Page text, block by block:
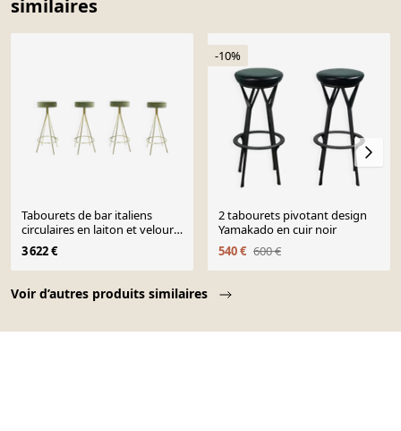
similaires
Voir d’autres produits similaires
Tabourets de bar italiens
circulaires en laiton et velours
de coton de style mid-century
3 622 €
-10%
2 tabourets pivotant design
Yamakado en cuir noir
540 € 600 €